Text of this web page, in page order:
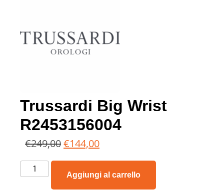
Trussardi Big Wrist
R2453156004
€249,00€144,00
Aggiungi al carrello